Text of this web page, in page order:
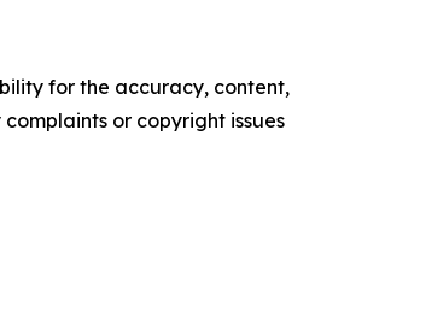
for the accuracy, content,
or copyright issues